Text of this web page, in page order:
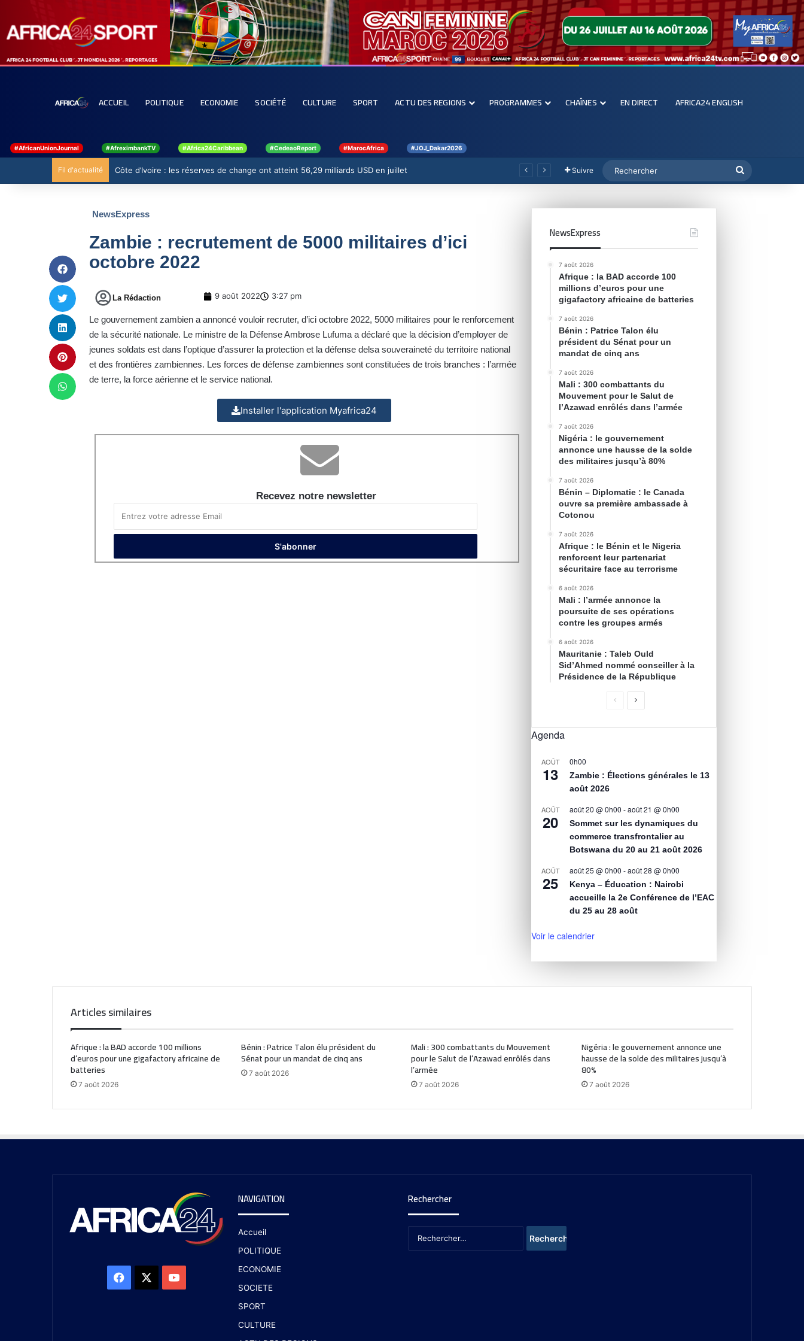
ACCUEIL POLITIQUE ECONOMIE SOCIÉTÉ CULTURE SPORT ACTU DES REGIONS PROGRAMMES CHAÎNES EN DIRECT AFRICA24 ENGLISH
#AfricanUnionJournal #AfreximbankTV #Africa24Caribbean #CedeaoReport #MarocAfrica #JOJ_Dakar2026
Fil d'actualité Côte d’Ivoire : les réserves de change ont atteint 56,29 milliards USD en juillet Suivre
NewsExpress
Zambie : recrutement de 5000 militaires d’ici
octobre 2022
La Rédaction 9 août 2022 3:27 pm
Le gouvernement zambien a annoncé vouloir recruter, d’ici octobre 2022, 5000 militaires pour le renforcement
de la sécurité nationale. Le ministre de la Défense Ambrose Lufuma a déclaré que la décision d’employer de
jeunes soldats est dans l’optique d’assurer la protection et la défense delsa souveraineté du territoire national
et des frontières zambiennes. Les forces de défense zambiennes sont constituées de trois branches : l’armée
de terre, la force aérienne et le service national.
Installer l'application Myafrica24
Recevez notre newsletter
NewsExpress
7 août 2026
Afrique : la BAD accorde 100
millions d’euros pour une
gigafactory africaine de batteries
7 août 2026
Bénin : Patrice Talon élu
président du Sénat pour un
mandat de cinq ans
7 août 2026
Mali : 300 combattants du
Mouvement pour le Salut de
l’Azawad enrôlés dans l’armée
7 août 2026
Nigéria : le gouvernement
annonce une hausse de la solde
des militaires jusqu’à 80%
7 août 2026
Bénin – Diplomatie : le Canada
ouvre sa première ambassade à
Cotonou
7 août 2026
Afrique : le Bénin et le Nigeria
renforcent leur partenariat
sécuritaire face au terrorisme
6 août 2026
Mali : l’armée annonce la
poursuite de ses opérations
contre les groupes armés
6 août 2026
Mauritanie : Taleb Ould
Sid’Ahmed nommé conseiller à la
Présidence de la République
Agenda
AOÛT
13
0h00
Zambie : Élections générales le 13
août 2026
AOÛT
20
août 20 @ 0h00 -août 21 @ 0h00
Sommet sur les dynamiques du
commerce transfrontalier au
Botswana du 20 au 21 août 2026
AOÛT
25
août 25 @ 0h00 -août 28 @ 0h00
Kenya – Éducation : Nairobi
accueille la 2e Conférence de l’EAC
du 25 au 28 août
Voir le calendrier
Articles similaires
Afrique : la BAD accorde 100 millions
d’euros pour une gigafactory africaine de
batteries
7 août 2026
Bénin : Patrice Talon élu président du
Sénat pour un mandat de cinq ans
7 août 2026
Mali : 300 combattants du Mouvement
pour le Salut de l’Azawad enrôlés dans
l’armée
7 août 2026
Nigéria : le gouvernement annonce une
hausse de la solde des militaires jusqu’à
80%
7 août 2026
NAVIGATION
Accueil
POLITIQUE
ECONOMIE
SOCIETE
SPORT
CULTURE
Rechercher